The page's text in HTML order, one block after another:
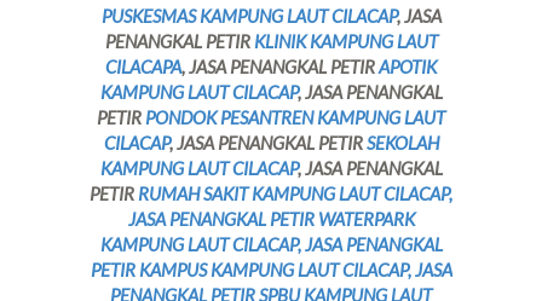
PUSKESMAS KAMPUNG LAUT CILACAP, JASA
PENANGKAL PETIR KLINIK KAMPUNG LAUT
CILACAPA, JASA PENANGKAL PETIRAPOTIK
KAMPUNG LAUT CILACAP, JASA PENANGKAL
PETIR PONDOK PESANTREN KAMPUNG LAUT
CILACAP, JASA PENANGKAL PETIRSEKOLAH
KAMPUNG LAUT CILACAP, JASA PENANGKAL
PETIR RUMAH SAKIT KAMPUNG LAUT CILACAP,
JASA PENANGKAL PETIR WATERPARK
KAMPUNG LAUT CILACAP, JASA PENANGKAL
PETIR KAMPUS KAMPUNG LAUT CILACAP, JASA
PENANGKAL PETIR SPBU KAMPUNG LAUT